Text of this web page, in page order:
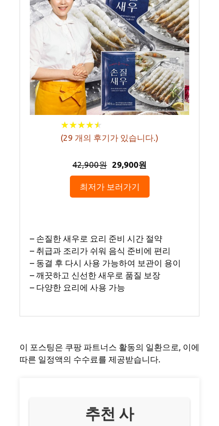
★★★★★
★★★★★
(29 개의 후기가 있습니다.)
42,900원 29,900원
최저가 보러가기
– 손질한 새우로 요리 준비 시간 절약
– 취급과 조리가 쉬워 음식 준비에 편리
– 동결 후 다시 사용 가능하여 보관이 용이
– 깨끗하고 신선한 새우로 품질 보장
– 다양한 요리에 사용 가능
이 포스팅은 쿠팡 파트너스 활동의 일환으로, 이에
따른 일정액의 수수료를 제공받습니다.
추천 사